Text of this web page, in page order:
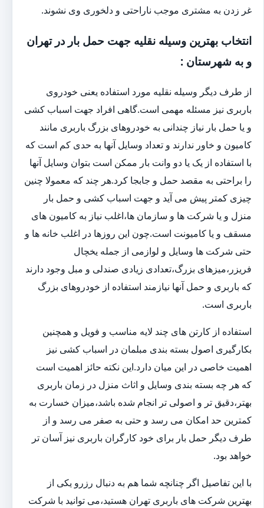
غر زدن به مشتری موجب ناراحتی و دلخوری وی نشوند.
انتخاب بهترین وسیله نقلیه جهت حمل بار در تهران
و به شهرستان :
از طرف دیگر وسیله نقلیه مورد استفاده یعنی خودروی
باربری نیز مسئله مهمی است.گاهی افراد جهت اسباب کشی
و یا حمل بار نیاز چندانی به خودروهای بزرگ باربری مانند
کامیون و خاور ندارند و تعداد وسایل آنها به حدی کم است که
با استفاده از یک یا دو وانت بار ممکن است بتوان وسایل آنها
را براحتی به مقصد حمل و جابجا کرد.هر چند که معمولا چنین
چیزی کمتر پیش می آید و جهت اسباب کشی و حمل بار
منزل و یا شرکت ها و سازمان ها،اغلب نیاز به کامیون های
مسقف و یا کامیونت است.چون این روزها در اغلب خانه ها و
حتی شرکت ها وسایل و لوازمی از جمله یخچال
فریزر،میزهای بزرگ،تعدادی زیادی صندلی و مبل وجود دارند
که باربری و حمل آنها نیازمند استفاده از خودروهای بزرگ
باربری است.
استفاده از کارتن های چند لایه مناسب و فویل و همچنین
بکارگیری اصول بسته بندی مبلمان در اسباب کشی نیز
اهمیت خاصی در این میان دارد.این نکته حائز اهمیت است
که هر چه بسته بندی وسایل و اثاث منزل در زمان باربری
بهتر،دقیق تر و اصولی تر انجام شده باشد،میزان خسارت به
کمترین حد امکان می رسد و حتی به صفر می رسد و از
طرف دیگر حمل بار برای خود کارگران باربری نیز آسان تر
خواهد بود.
با این تفاصیل اگر چنانچه شما هم به دنبال رزرو یکی از
بهترین شرکت های باربری تهران هستید،می توانید با شرکت